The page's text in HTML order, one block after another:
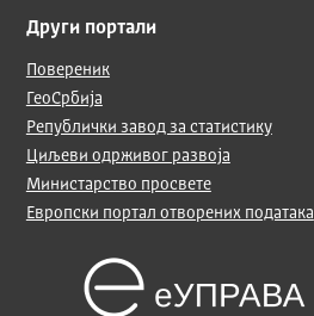
Други портали
Повереник
ГеоСрбија
Републички завод за статистику
Циљеви одрживог развоја
Министарство просвете
Европски портал отворених података